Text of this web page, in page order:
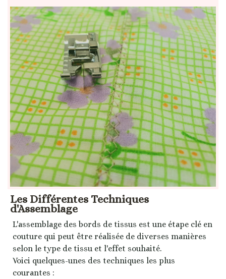
Les Différentes Techniques
d'Assemblage
L'assemblage des bords de tissus est une étape clé en
couture qui peut être réalisée de diverses manières
selon le type de tissu et l'effet souhaité.
Voici quelques-unes des techniques les plus
courantes :